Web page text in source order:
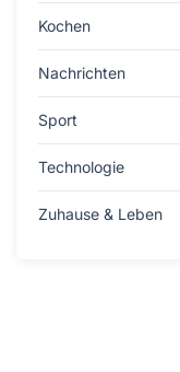
Kochen
Nachrichten
Sport
Technologie
Zuhause & Leben